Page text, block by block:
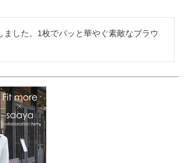
ました。1枚でパッと華やぐ素敵なブラウ